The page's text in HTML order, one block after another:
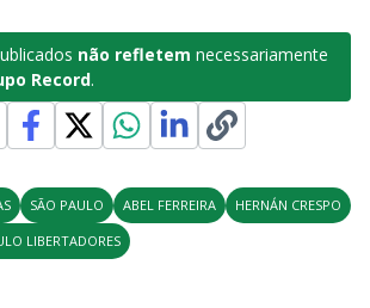
não refletem necessariamente
Record.
SÃO PAULO ABEL FERREIRA
HERNÁN CRESPO
LIBERTADORES